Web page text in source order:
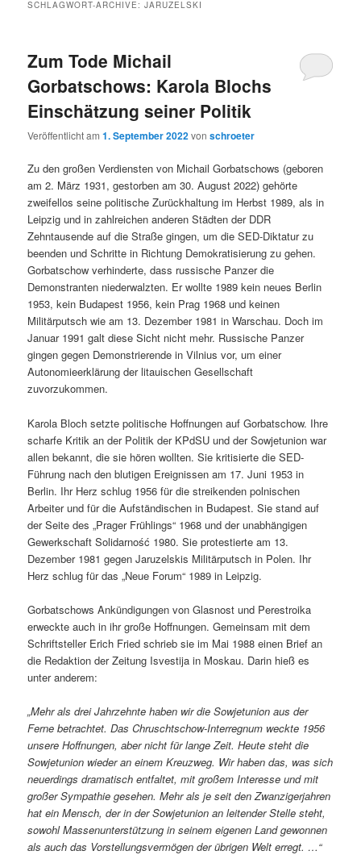
SCHLAGWORT-ARCHIVE:JARUZELSKI
Zum Tode Michail
Gorbatschows: Karola Blochs
Einschätzung seiner Politik
Veröffentlicht am1. September 2022vonschroeter
Zu den großen Verdiensten von Michail Gorbatschows (geboren
am 2. März 1931, gestorben am 30. August 2022) gehörte
zweifellos seine politische Zurückhaltung im Herbst 1989, als in
Leipzig und in zahlreichen anderen Städten der DDR
Zehntausende auf die Straße gingen, um die SED-Diktatur zu
beenden und Schritte in Richtung Demokratisierung zu gehen.
Gorbatschow verhinderte, dass russische Panzer die
Demonstranten niederwalzten. Er wollte 1989 kein neues Berlin
1953, kein Budapest 1956, kein Prag 1968 und keinen
Militärputsch wie am 13. Dezember 1981 in Warschau. Doch im
Januar 1991 galt diese Sicht nicht mehr. Russische Panzer
gingen gegen Demonstrierende in Vilnius vor, um einer
Autonomieerklärung der litauischen Gesellschaft
zuvorzukommen.
Karola Bloch setzte politische Hoffnungen auf Gorbatschow. Ihre
scharfe Kritik an der Politik der KPdSU und der Sowjetunion war
allen bekannt, die sie hören wollten. Sie kritisierte die SED-
Führung nach den blutigen Ereignissen am 17. Juni 1953 in
Berlin. Ihr Herz schlug 1956 für die streikenden polnischen
Arbeiter und für die Aufständischen in Budapest. Sie stand auf
der Seite des „Prager Frühlings“ 1968 und der unabhängigen
Gewerkschaft Solidarność 1980. Sie protestierte am 13.
Dezember 1981 gegen Jaruzelskis Militärputsch in Polen. Ihr
Herz schlug für das „Neue Forum“ 1989 in Leipzig.
Gorbatschows Ankündigungen von Glasnost und Perestroika
erweckte auch in ihr große Hoffnungen. Gemeinsam mit dem
Schriftsteller Erich Fried schrieb sie im Mai 1988 einen Brief an
die Redaktion der Zeitung Isvestija in Moskau. Darin hieß es
unter anderem:
„Mehr als drei Jahrzehnte haben wir die Sowjetunion aus der
Ferne betrachtet. Das Chruschtschow-Interregnum weckte 1956
unsere Hoffnungen, aber nicht für lange Zeit. Heute steht die
Sowjetunion wieder an einem Kreuzweg. Wir haben das, was sich
neuerdings dramatisch entfaltet, mit großem Interesse und mit
großer Sympathie gesehen. Mehr als je seit den Zwanzigerjahren
hat ein Mensch, der in der Sowjetunion an leitender Stelle steht,
sowohl Massenunterstützung in seinem eigenen Land gewonnen
als auch das Vorstellungsvermögen der übrigen Welt erregt. …“